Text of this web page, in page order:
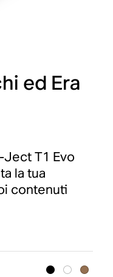
ed Era
T1 Evo
la tua
contenuti